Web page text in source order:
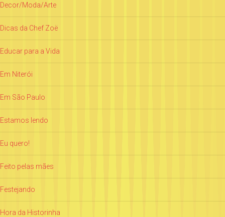
Decor/Moda/Arte
Dicas da Chef Zoë
Educar para a Vida
Em Niterói
Em São Paulo
Estamos lendo
Eu quero!
Feito pelas mães
Festejando
Hora da Historinha